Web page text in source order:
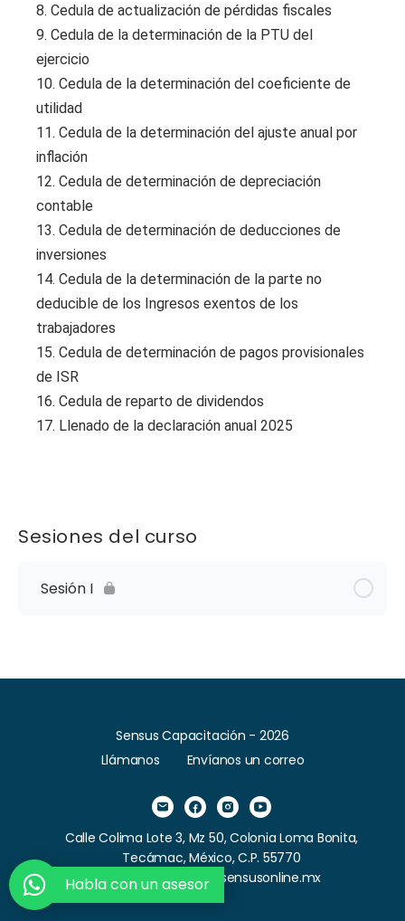
8. Cedula de actualización de pérdidas fiscales
9. Cedula de la determinación de la PTU del
ejercicio
10. Cedula de la determinación del coeficiente de
utilidad
11. Cedula de la determinación del ajuste anual por
inflación
12. Cedula de determinación de depreciación
contable
13. Cedula de determinación de deducciones de
inversiones
14. Cedula de la determinación de la parte no
deducible de los Ingresos exentos de los
trabajadores
15. Cedula de determinación de pagos provisionales
de ISR
16. Cedula de reparto de dividendos
17. Llenado de la declaración anual 2025
Sesiones del curso
Sesión I
Sensus Capacitación - 2026
Llámanos
Envíanos un correo
Calle Colima Lote 3, Mz 50, Colonia Loma Bonita,
Tecámac, México, C.P. 55770
Correo: contacto@sensusonline.mx
Habla con un asesor